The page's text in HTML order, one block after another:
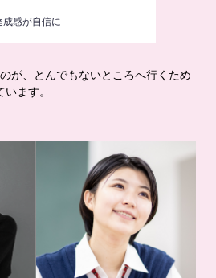
感が自信に
が、とんでもないところへ行くため
ます。